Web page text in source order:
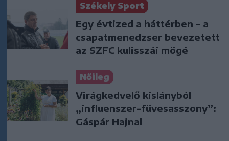
Székely Sport
Egy évtized a háttérben – a
csapatmenedzser bevezetett
az SZFC kulisszái mögé
Nőileg
Virágkedvelő kislányból
„influenszer-füvesasszony”:
Gáspár Hajnal